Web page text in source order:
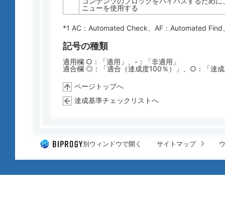
ニューを使用する
*1 AC： Automated Check 、AF： Automated Find
記号の種類
適用欄 ○：「適用」、-：「非適用」
適合欄 ◎：「適合（達成度100％）」、○：「達
ページトップへ
達成基準チェックリストへ
別ウィンドウで開く サイトマップ